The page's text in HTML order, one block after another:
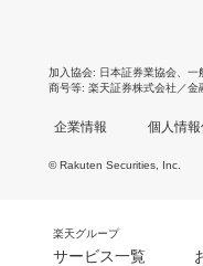
加入協会 日本証券業協会 一
商号等 楽天証券株式会社／
企業情報 個人情
© Rakuten Securities, Inc.
楽天グループ
サービス一覧